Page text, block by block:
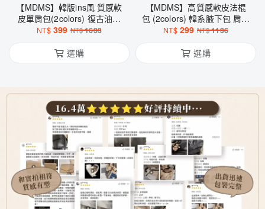
【MDMS】韓版ins風 質感軟
皮單肩包(2colors) 復古油蠟
皮Y2K大容量腋下包 女生百
NT$ 399 NT$1633
選購
【MDMS】高質感軟皮法棍
包 (2colors) 韓系腋下包 肩背
斜背包 Y2K復古長型包 百搭
NT$ 299 NT$1136
選購